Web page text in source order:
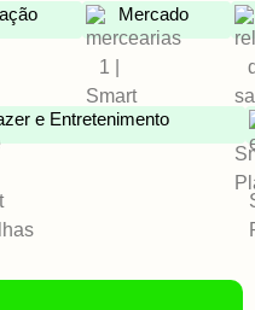
Mercado
e Entretenimento